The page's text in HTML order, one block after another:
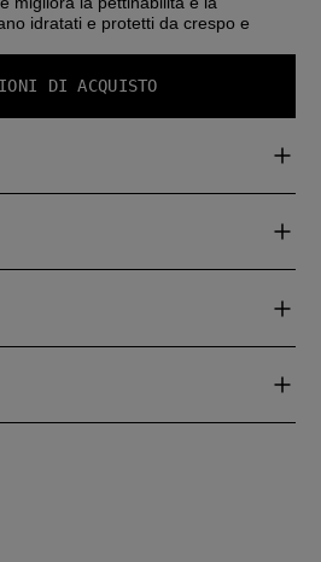
idratati e protetti da crespo e
DI ACQUISTO